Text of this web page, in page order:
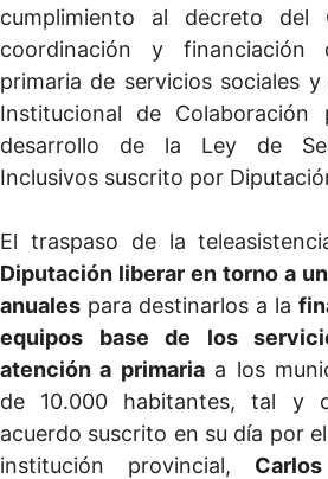
cumplimiento al decreto del
coordinación y
primaria de servicios sociales
Institucional de Colaboración
desarrollo de la Ley de
Inclusivos suscrito por
El traspaso de la
Diputación liberar en torno a
anuales para destinarlos a la
equipos base de los
atención a primariaa los
de 10.000 habitantes, tal y
acuerdo suscrito en su día por
institución provincial,